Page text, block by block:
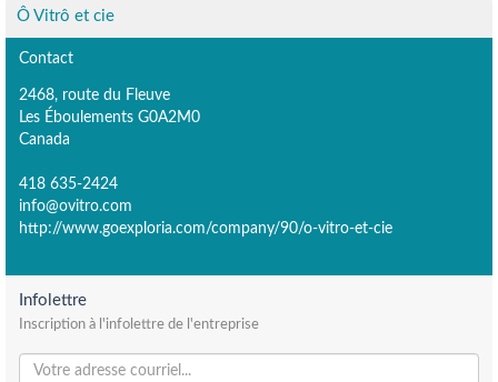
Ô Vitrô et cie
Contact
2468, route du Fleuve
Les Éboulements G0A2M0
Canada
418 635-2424
info@ovitro.com
http://www.goexploria.com/company/90/o-vitro-et-cie
Infolettre
Inscription à l'infolettre de l'entreprise